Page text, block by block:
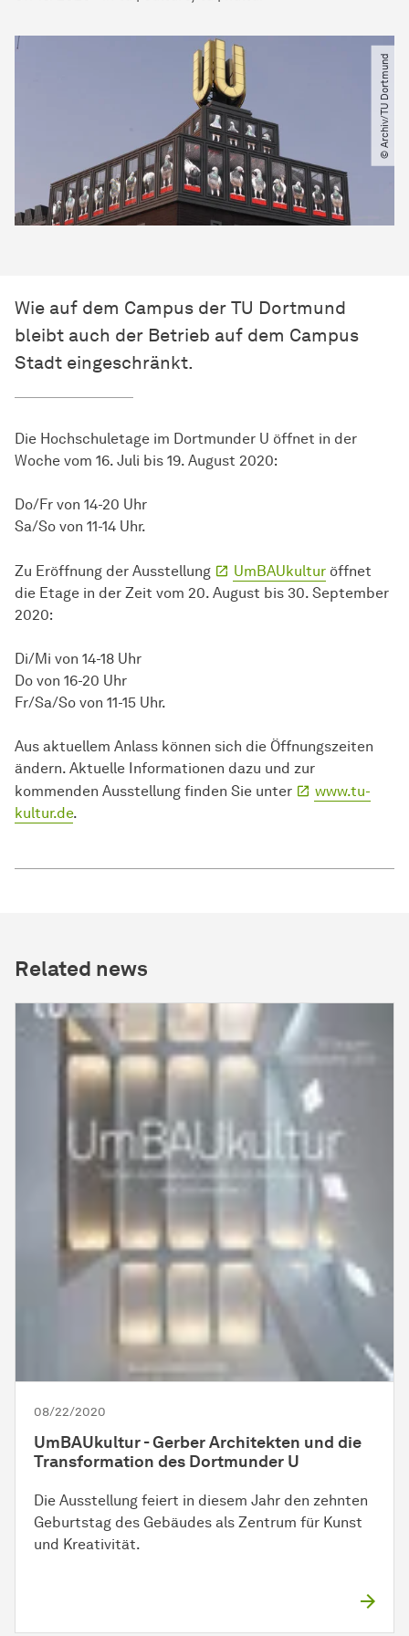
© Archiv​/​TU Dortmund
Wie auf dem Campus der TU Dortmund
bleibt auch der Betrieb auf dem Campus
Stadt eingeschränkt.
Die Hochschuletage im Dortmunder U öffnet in der
Woche vom 16. Juli bis 19. August 2020:
Do/Fr von 14-20 Uhr
Sa/So von 11-14 Uhr.
Zu Eröffnung der Ausstellung UmBAUkultur öffnet
die Etage in der Zeit vom 20. August bis 30. September
2020:
Di/Mi von 14-18 Uhr
Do von 16-20 Uhr
Fr/Sa/So von 11-15 Uhr.
Aus aktuellem Anlass können sich die Öffnungszeiten
ändern. Aktuelle Informationen dazu und zur
kommenden Ausstellung finden Sie unter
www.tu-
kultur.de.
Related news
08/22/2020
UmBAUkultur - Gerber Architekten und die
Transformation des Dortmunder U
Die Ausstellung feiert in diesem Jahr den zehnten
Geburtstag des Gebäudes als Zentrum für Kunst
und Kreativität.